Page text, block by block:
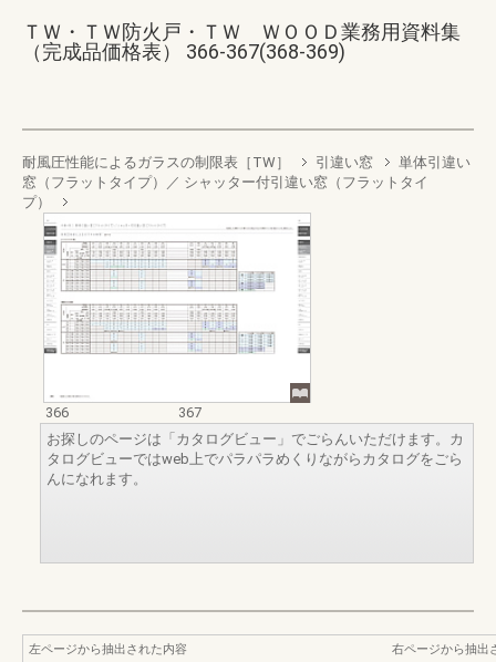
ＴＷ・ＴＷ防火戸・ＴＷ ＷＯＯＤ業務用資料集
（完成品価格表） 366-367(368-369)
耐風圧性能によるガラスの制限表［TW］ 引違い窓
単体引違い
窓（フラットタイプ）／ シャッター付引違い窓（フラットタイ
プ）
366
367
お探しのページは「カタログビュー」でごらんいただけます。カ
タログビューではweb上でパラパラめくりながらカタログをごら
んになれます。
左ページから抽出された内容
右ページから抽出